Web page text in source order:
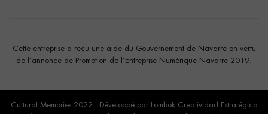
Cette entreprise a reçu une aide du Gouvernement de Navarre en vertu
de l’annonce de Promotion de l’Entreprise Numérique Navarre 2019.
Cultural Memories 2022 - Développé par Lombok Creatividad Estratégica